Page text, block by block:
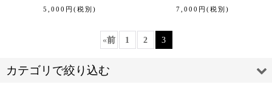
5,000 円 (税別) 7,000 円 (税別)
«前 1 2 3
カテゴリで絞り込む